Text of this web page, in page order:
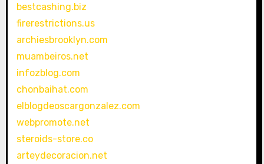
bestcashing.biz
firerestrictions.us
archiesbrooklyn.com
muambeiros.net
infozblog.com
chonbaihat.com
elblogdeoscargonzalez.com
webpromote.net
steroids-store.co
arteydecoracion.net